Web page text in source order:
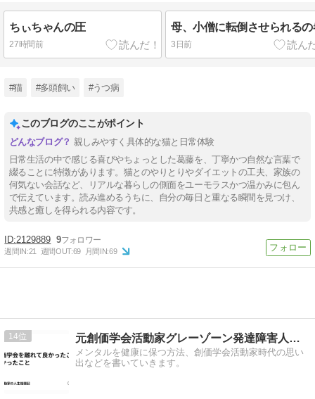
ちぃちゃんの圧
27時間前
母、小僧に転倒させられるの
3日前
#猫 #多頭飼い #うつ病
このブログのここがポイント
親しみやすく具体的な猫と日常体験
日常生活の中で感じる喜びやちょっとした葛藤を、丁寧かつ自然な言葉で
綴ることに特徴があります。猫とのやりとりやダイエットの工夫、家族の
何気ない会話など、リアルな暮らしの側面をユーモラスかつ温かみに包ん
で伝えています。読み進めるうちに、自分の毎日と重なる瞬間を見つけ、
共感と癒しを得られる内容です。
2129889 9
週間IN:21 週間OUT:69 月間IN:69
14 元創価学会活動家グレーゾーン発達障害人間の人生格闘記
メンタルを健康に保つ方法、創価学会活動家時代の思い
出などを書いていきます。